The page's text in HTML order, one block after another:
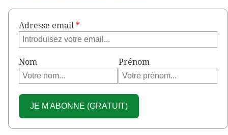
Adresse email *
Nom Prénom